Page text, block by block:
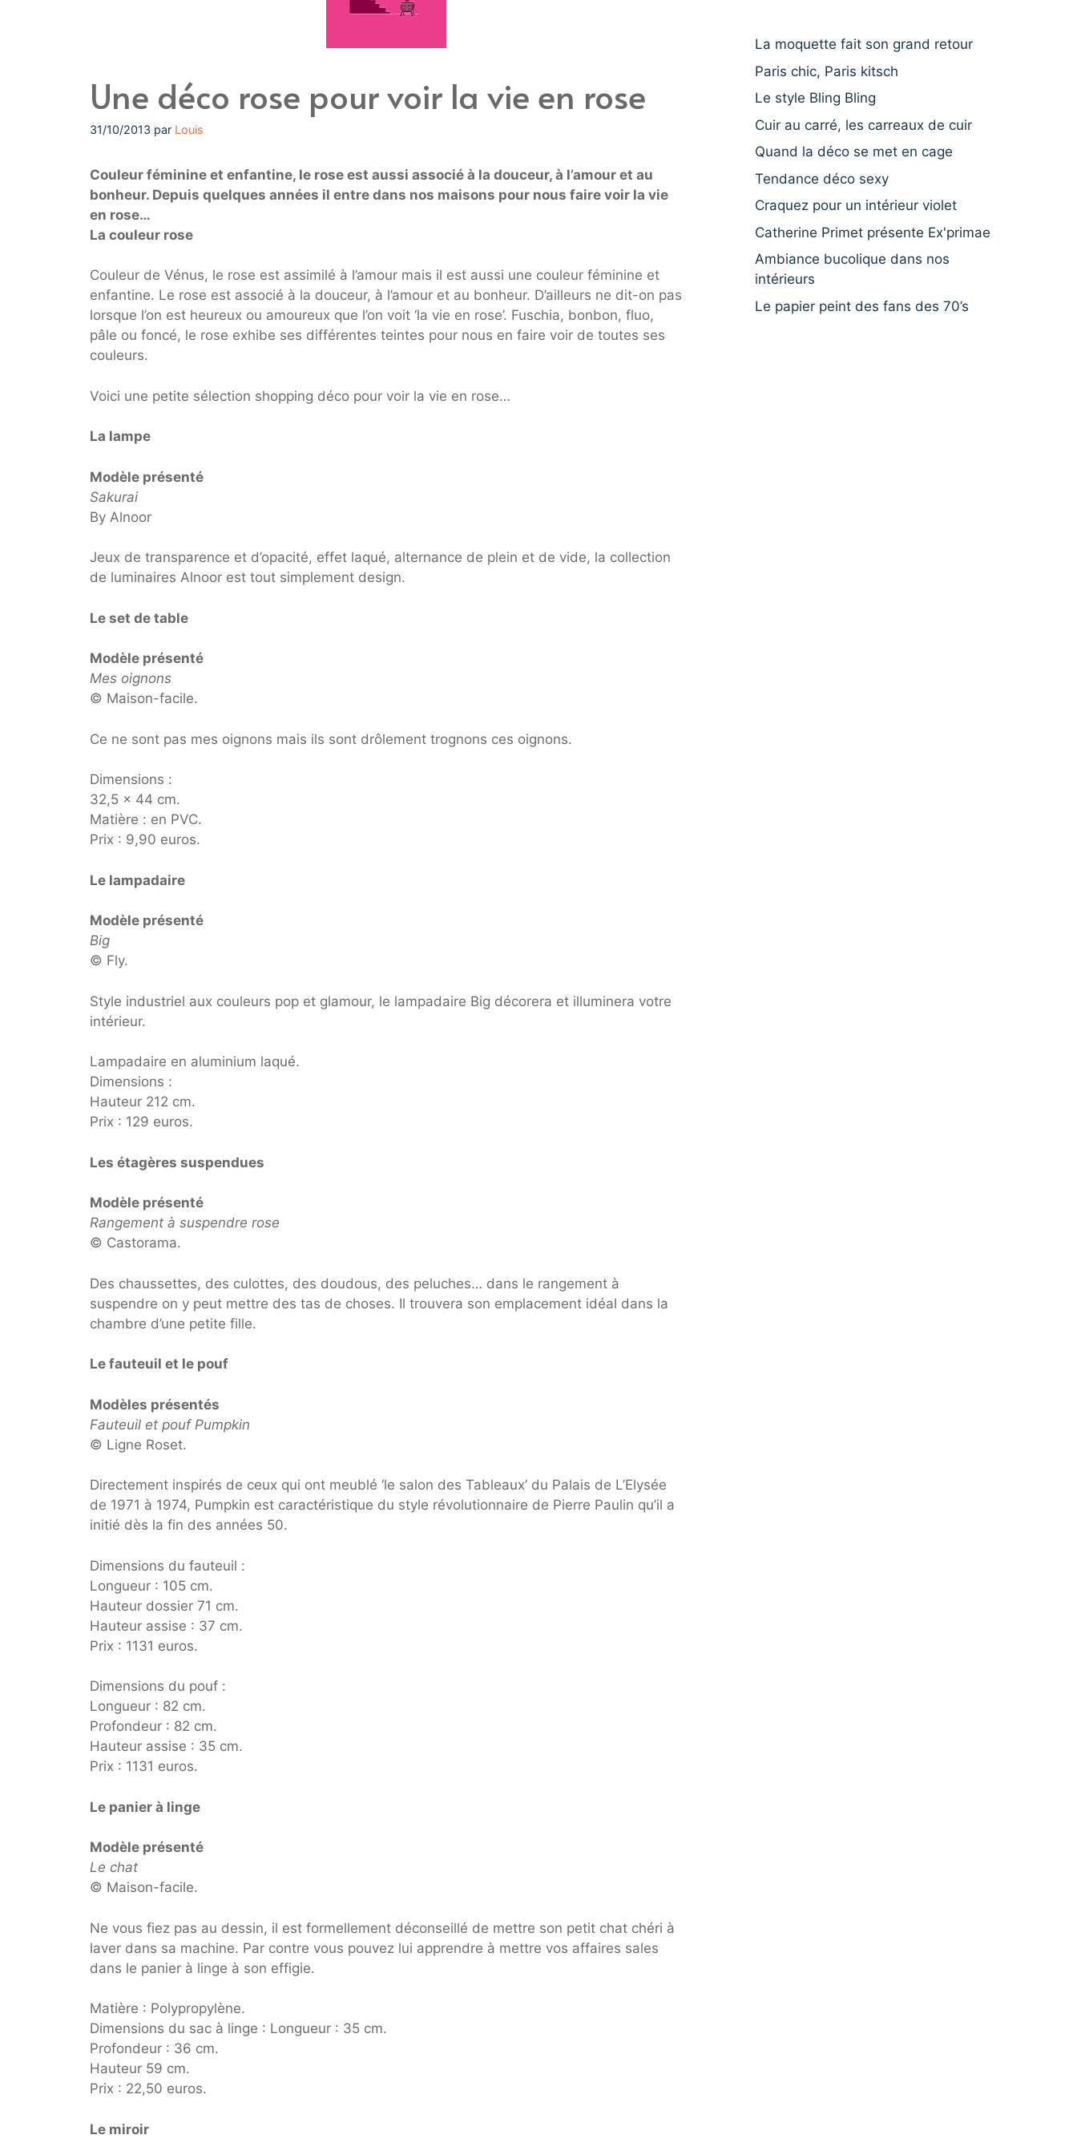
Une déco rose pour voir la vie en rose
31/10/2013 par Louis
Couleur féminine et enfantine, le rose est aussi associé à la douceur, à l’amour et au
bonheur. Depuis quelques années il entre dans nos maisons pour nous faire voir la vie
en rose…
La couleur rose
Couleur de Vénus, le rose est assimilé à l’amour mais il est aussi une couleur féminine et
enfantine. Le rose est associé à la douceur, à l’amour et au bonheur. D’ailleurs ne dit-on pas
lorsque l’on est heureux ou amoureux que l’on voit ‘la vie en rose’. Fuschia, bonbon, fluo,
pâle ou foncé, le rose exhibe ses différentes teintes pour nous en faire voir de toutes ses
couleurs.
Voici une petite sélection shopping déco pour voir la vie en rose…
La lampe
Modèle présenté
Sakurai
By Alnoor
Jeux de transparence et d’opacité, effet laqué, alternance de plein et de vide, la collection
de luminaires Alnoor est tout simplement design.
Le set de table
Modèle présenté
Mes oignons
© Maison-facile.
Ce ne sont pas mes oignons mais ils sont drôlement trognons ces oignons.
Dimensions :
32,5 x 44 cm.
Matière : en PVC.
Prix : 9,90 euros.
Le lampadaire
Modèle présenté
Big
© Fly.
Style industriel aux couleurs pop et glamour, le lampadaire Big décorera et illuminera votre
intérieur.
Lampadaire en aluminium laqué.
Dimensions :
Hauteur 212 cm.
Prix : 129 euros.
Les étagères suspendues
Modèle présenté
Rangement à suspendre rose
© Castorama.
Des chaussettes, des culottes, des doudous, des peluches… dans le rangement à
suspendre on y peut mettre des tas de choses. Il trouvera son emplacement idéal dans la
chambre d’une petite fille.
Le fauteuil et le pouf
Modèles présentés
Fauteuil et pouf Pumpkin
© Ligne Roset.
Directement inspirés de ceux qui ont meublé ‘le salon des Tableaux’ du Palais de L’Elysée
de 1971 à 1974, Pumpkin est caractéristique du style révolutionnaire de Pierre Paulin qu’il a
initié dès la fin des années 50.
Dimensions du fauteuil :
Longueur : 105 cm.
Hauteur dossier 71 cm.
Hauteur assise : 37 cm.
Prix : 1131 euros.
Dimensions du pouf :
Longueur : 82 cm.
Profondeur : 82 cm.
Hauteur assise : 35 cm.
Prix : 1131 euros.
Le panier à linge
Modèle présenté
Le chat
© Maison-facile.
Ne vous fiez pas au dessin, il est formellement déconseillé de mettre son petit chat chéri à
laver dans sa machine. Par contre vous pouvez lui apprendre à mettre vos affaires sales
dans le panier à linge à son effigie.
Matière : Polypropylène.
Dimensions du sac à linge : Longueur : 35 cm.
Profondeur : 36 cm.
Hauteur 59 cm.
Prix : 22,50 euros.
Le miroir
La moquette fait son grand retour
Paris chic, Paris kitsch
Le style Bling Bling
Cuir au carré, les carreaux de cuir
Quand la déco se met en cage
Tendance déco sexy
Craquez pour un intérieur violet
Catherine Primet présente Ex'primae
Ambiance bucolique dans nos
intérieurs
Le papier peint des fans des 70’s